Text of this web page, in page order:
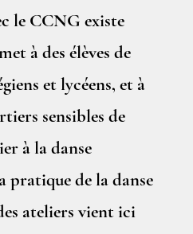
le CCNG existe
à des élèves de
et lycéens, et à
sensibles de
à la danse
pratique de la danse
ateliers vient ici